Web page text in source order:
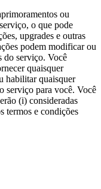
ou
o que pode
upgrades e outras
podem modificar ou
do serviço. Você
quaisquer
habilitar quaisquer
serviço para você. Você
(i) consideradas
termos e condições